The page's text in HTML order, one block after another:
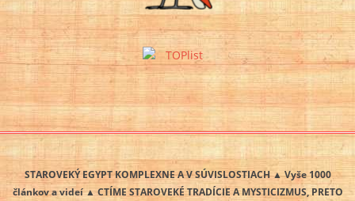
STAROVEKÝ EGYPT KOMPLEXNE A V SÚVISLOSTIACH ▲ Vyše 1000
článkov a videí ▲ CTÍME STAROVEKÉ TRADÍCIE A MYSTICIZMUS, PRETO